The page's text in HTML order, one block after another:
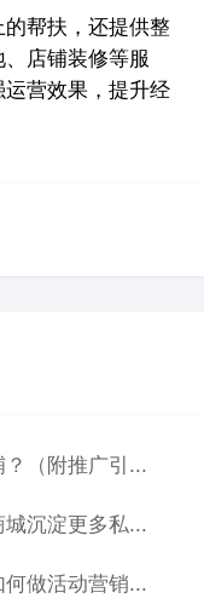
帮扶，还提供整
店铺装修等服
营效果，提升经
（附推广引...
沉淀更多私...
做活动营销...